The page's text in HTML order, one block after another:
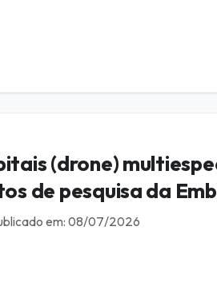
(drone)
de pesquisa da
em: 08/07/2026